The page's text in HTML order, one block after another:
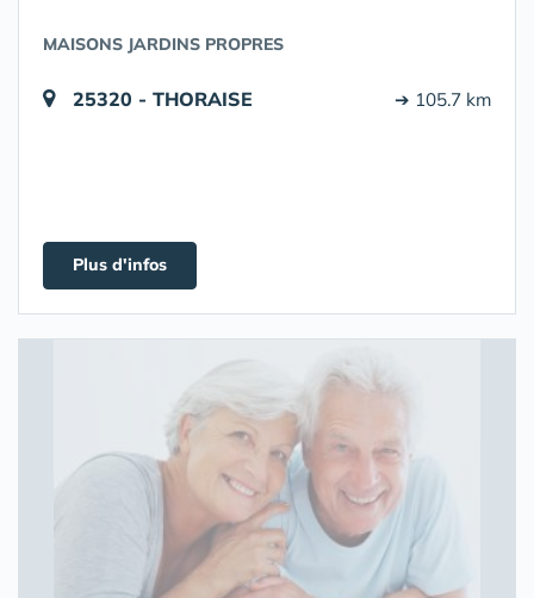
MAISONS JARDINS PROPRES
25320 - THORAISE ➔ 105.7 km
Plus d'infos